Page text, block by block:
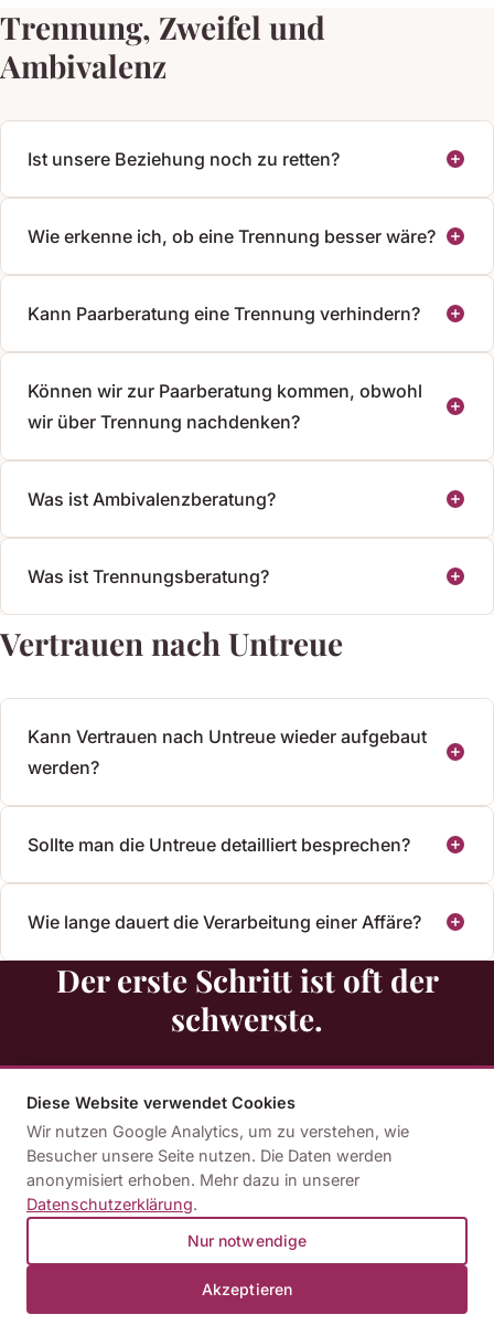
Trennung, Zweifel und
Ambivalenz
Ist unsere Beziehung noch zu retten?
Wie erkenne ich, ob eine Trennung besser wäre?
Kann Paarberatung eine Trennung verhindern?
Können wir zur Paarberatung kommen, obwohl
wir über Trennung nachdenken?
Was ist Ambivalenzberatung?
Was ist Trennungsberatung?
Vertrauen nach Untreue
Kann Vertrauen nach Untreue wieder aufgebaut
werden?
Sollte man die Untreue detailliert besprechen?
Wie lange dauert die Verarbeitung einer Affäre?
Der erste Schritt ist oft der
schwerste.
Viele Paare warten zu lange, bevor sie Unterstützung
suchen. Dabei zeigt die Erfahrung: Je früher eine
professionelle Begleitung beginnt, desto größer ist der
Handlungsspielraum. Ein unverbindliches Erstgespräch
gibt Ihnen Orientierung – ohne Verpflichtung.
Kennenlerngespräch buchen
Diese Website verwendet Cookies
Wir nutzen Google Analytics, um zu verstehen, wie
Besucher unsere Seite nutzen. Die Daten werden
anonymisiert erhoben. Mehr dazu in unserer
Datenschutzerklärung.
Nur notwendige
Akzeptieren